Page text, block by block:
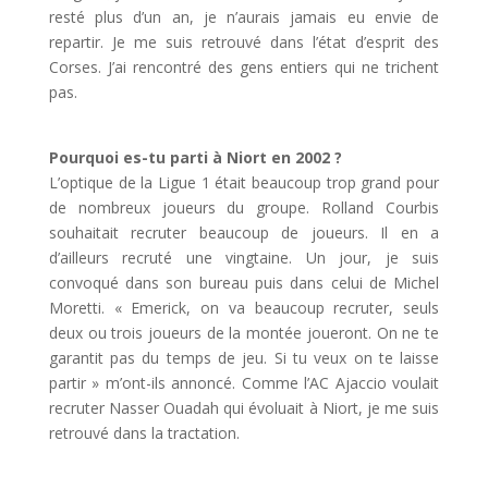
resté plus d’un an, je n’aurais jamais eu envie de
repartir. Je me suis retrouvé dans l’état d’esprit des
Corses. J’ai rencontré des gens entiers qui ne trichent
pas.
Pourquoi es-tu parti à Niort en 2002 ?
L’optique de la Ligue 1 était beaucoup trop grand pour
de nombreux joueurs du groupe. Rolland Courbis
souhaitait recruter beaucoup de joueurs. Il en a
d’ailleurs recruté une vingtaine. Un jour, je suis
convoqué dans son bureau puis dans celui de Michel
Moretti. « Emerick, on va beaucoup recruter, seuls
deux ou trois joueurs de la montée joueront. On ne te
garantit pas du temps de jeu. Si tu veux on te laisse
partir » m’ont-ils annoncé. Comme l’AC Ajaccio voulait
recruter Nasser Ouadah qui évoluait à Niort, je me suis
retrouvé dans la tractation.